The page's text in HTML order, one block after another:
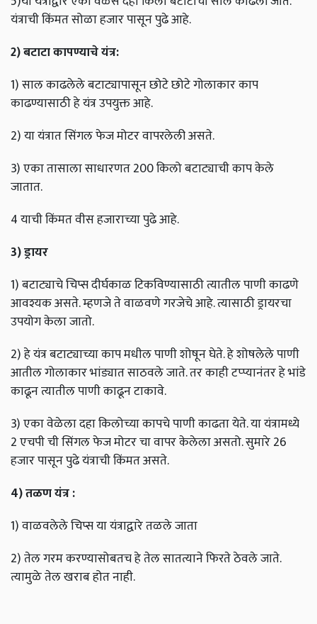
यंत्राची किंमत सोळा हजार पासून पुढे आहे.
2)बटाटाकापण्याचेयंत्र:
1) साल काढलेले बटाट्यापासून छोटे छोटे गोलाकार काप
काढण्यासाठी हे यंत्र उपयुक्त आहे.
2) या यंत्रात सिंगल फेज मोटर वापरलेली असते.
3) एका तासाला साधारणत 200 किलो बटाट्याची काप केले
जातात.
4 याची किंमत वीस हजाराच्या पुढे आहे.
3)ड्रायर
1) बटाट्याचे चिप्स दीर्घकाळ टिकविण्यासाठी त्यातील पाणी काढणे
आवश्यक असते. म्हणजे ते वाळवणे गरजेचे आहे. त्यासाठी ड्रायरचा
उपयोग केला जातो.
2) हे यंत्र बटाट्याच्या काप मधील पाणी शोषून घेते. हे शोषलेले पाणी
आतील गोलाकार भांड्यात साठवले जाते. तर काही टप्प्यानंतर हे भांडे
काढून त्यातील पाणी काढून टाकावे.
3) एका वेळेला दहा किलोच्या कापचे पाणी काढता येते. या यंत्रामध्ये
2 एचपी ची सिंगल फेज मोटर चा वापर केलेला असतो. सुमारे 26
हजार पासून पुढे यंत्राची किंमत असते.
4)तळणयंत्र:
1) वाळवलेले चिप्स या यंत्राद्वारे तळले जाता
2) तेल गरम करण्यासोबतच हे तेल सातत्याने फिरते ठेवले जाते.
त्यामुळे तेल खराब होत नाही.